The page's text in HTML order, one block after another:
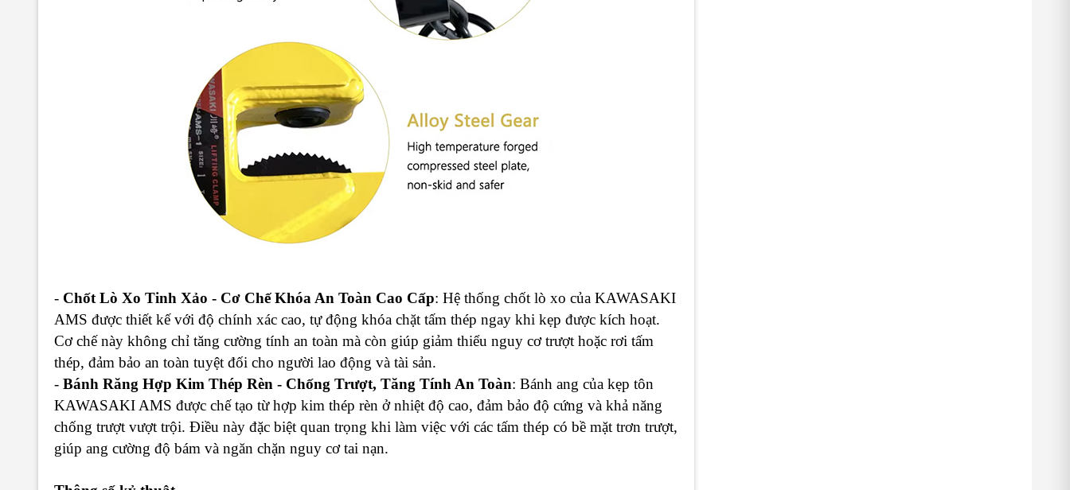
- Chốt Lò Xo Tinh Xảo - Cơ Chế Khóa An Toàn Cao Cấp: Hệ thống chốt lò xo của KAWASAKI
AMS được thiết kế với độ chính xác cao, tự động khóa chặt tấm thép ngay khi kẹp được kích hoạt.
Cơ chế này không chỉ tăng cường tính an toàn mà còn giúp giảm thiểu nguy cơ trượt hoặc rơi tấm
thép, đảm bảo an toàn tuyệt đối cho người lao động và tài sản.
- Bánh Răng Hợp Kim Thép Rèn - Chống Trượt, Tăng Tính An Toàn: Bánh ang của kẹp tôn
KAWASAKI AMS được chế tạo từ hợp kim thép rèn ở nhiệt độ cao, đảm bảo độ cứng và khả năng
chống trượt vượt trội. Điều này đặc biệt quan trọng khi làm việc với các tấm thép có bề mặt trơn trượt,
giúp ang cường độ bám và ngăn chặn nguy cơ tai nạn.